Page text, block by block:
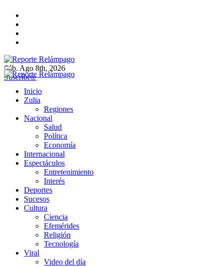
contenido
Reporte Relámpago
Claridad y rigor en cada noticia
Sáb. Ago 8th, 2026
Suscríbete
Reporte Relámpago
Claridad y rigor en cada noticia
Inicio
Zulia
Regiones
Nacional
Salud
Política
Economía
Internacional
Espectáculos
Entretenimiento
Interés
Deportes
Sucesos
Cultura
Ciencia
Efemérides
Religión
Tecnología
Viral
Video del día